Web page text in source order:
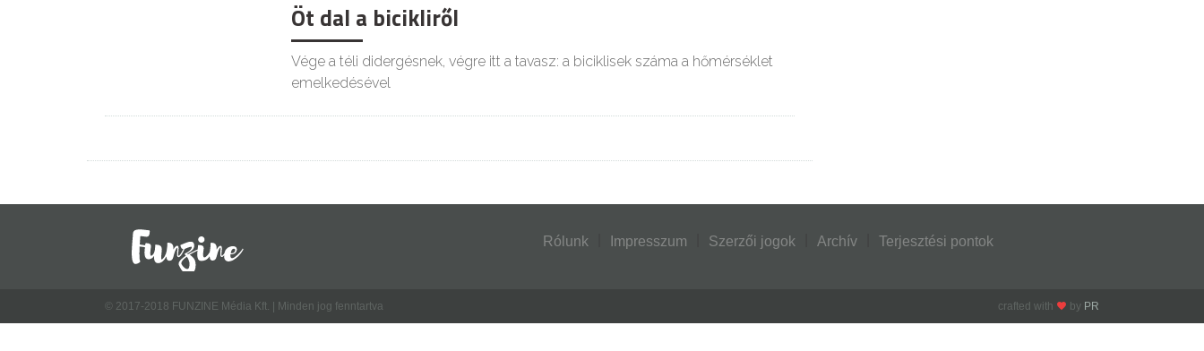
Öt dal a bicikliről
Vége a téli didergésnek, végre itt a tavasz: a biciklisek száma a hőmérséklet
emelkedésével
Rólunk Impresszum Szerzői jogok Archív Terjesztési pontok
© 2017-2018 FUNZINE Média Kft. | Minden jog fenntartva crafted with by PR